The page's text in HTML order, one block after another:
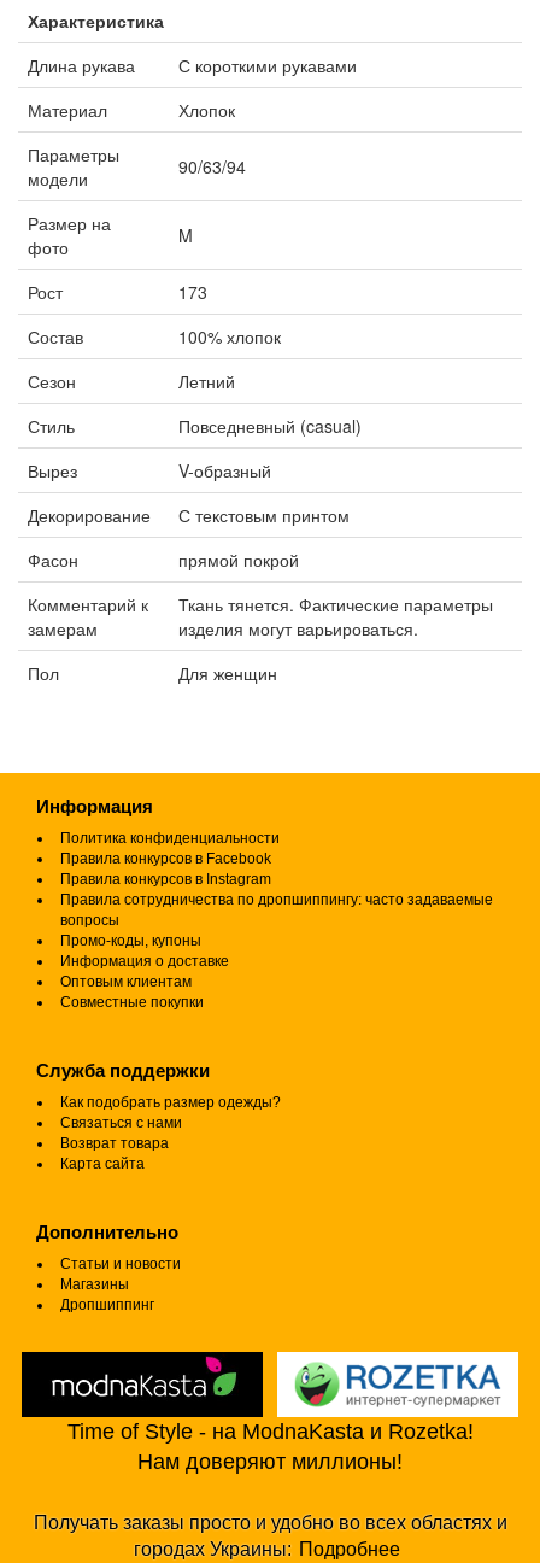
Характеристика
Длина рукава
С короткими рукавами
Материал
Хлопок
Параметры
модели
90/63/94
Размер на
фото
M
Рост
173
Состав
100% хлопок
Сезон
Летний
Стиль
Повседневный (casual)
Вырез
V-образный
Декорирование
С текстовым принтом
Фасон
прямой покрой
Комментарий к
замерам
Ткань тянется. Фактические параметры
изделия могут варьироваться.
Пол
Для женщин
Информация
Политика конфиденциальности
Правила конкурсов в Facebook
Правила конкурсов в Instagram
Правила сотрудничества по дропшиппингу: часто задаваемые
вопросы
Промо-коды, купоны
Информация о доставке
Оптовым клиентам
Совместные покупки
Служба поддержки
Как подобрать размер одежды?
Связаться с нами
Возврат товара
Карта сайта
Дополнительно
Статьи и новости
Магазины
Дропшиппинг
Time of Style - на ModnaKasta и Rozetka!
Нам доверяют миллионы!
Получать заказы просто и удобно во всех областях и
городах Украины: Подробнее